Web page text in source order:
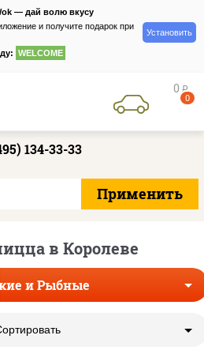
— дай волю вкусу
и получите подарок при
WELCOME
Установить
0 руб
0
134-33-33
в Королеве
и Рыбные
Сортировать